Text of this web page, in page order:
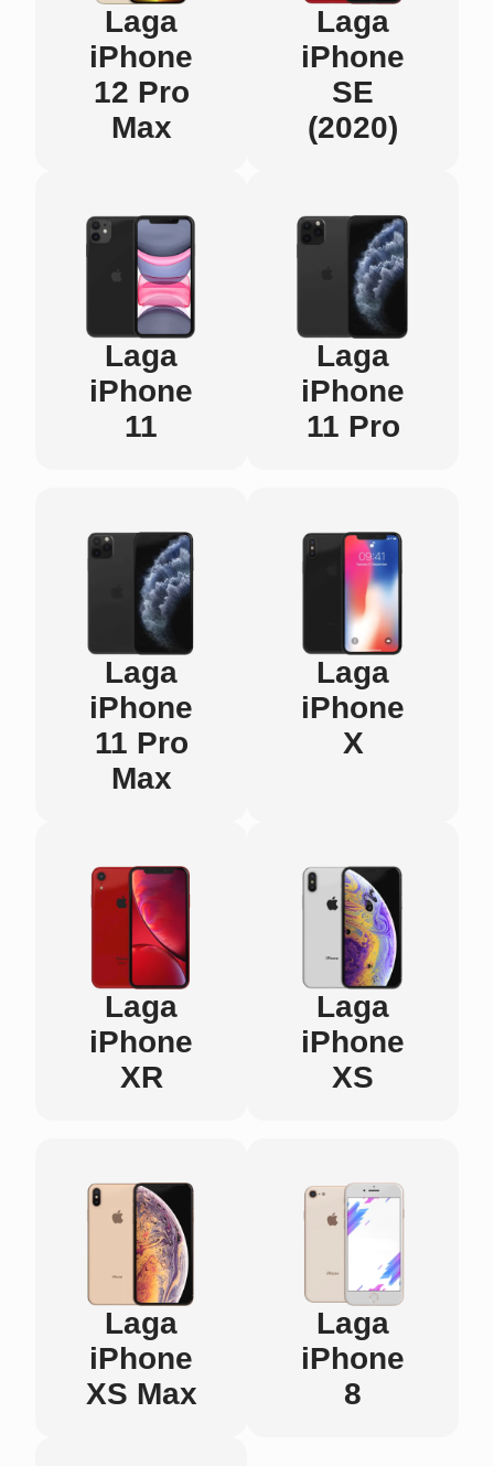
Laga
iPhone
12 Pro
Max
Laga
iPhone
SE
(2020)
Laga
iPhone
11
Laga
iPhone
11 Pro
Laga
iPhone
11 Pro
Max
Laga
iPhone
X
Laga
iPhone
XR
Laga
iPhone
XS
Laga
iPhone
XS Max
Laga
iPhone
8